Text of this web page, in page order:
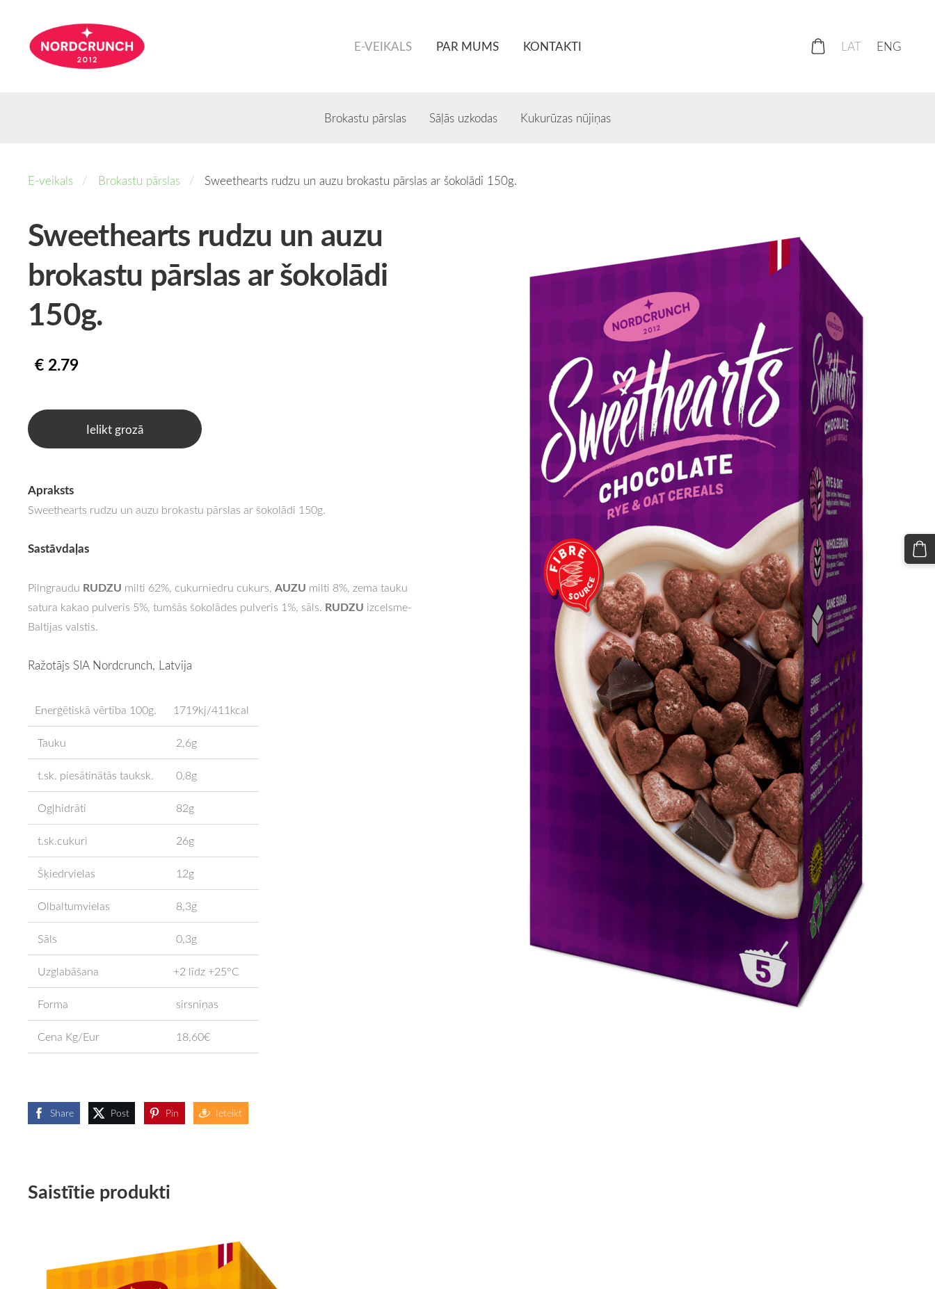
E-VEIKALS PAR MUMS KONTAKTI LAT ENG
Brokastu pārslas Sāļās uzkodas Kukurūzas nūjiņas
E-veikals Brokastu pārslas Sweethearts rudzu un auzu brokastu pārslas ar šokolādi 150g.
Sweethearts rudzu un auzu
brokastu pārslas ar šokolādi
150g.
€ 2.79
Ielikt grozā
Apraksts
Sweethearts rudzu un auzu brokastu pārslas ar šokolādi 150g.
Sastāvdaļas
Pilngraudu RUDZU milti 62%, cukurniedru cukurs, AUZU milti 8%, zema tauku
satura kakao pulveris 5%, tumšās šokolādes pulveris 1%, sāls. RUDZU izcelsme-
Baltijas valstis.
Ražotājs SIA Nordcrunch, Latvija
Enerģētiskā vērtība 100g. 1719kj/411kcal
Tauku 2,6g
t.sk. piesātinātās tauksk. 0,8g
Ogļhidrāti 82g
t.sk.cukuri 26g
Šķiedrvielas 12g
Olbaltumvielas 8,3g
Sāls 0,3g
Uzglabāšana +2 līdz +25°C
Forma sirsniņas
Cena Kg/Eur 18,60€
Share Post Pin Ieteikt
Saistītie produkti